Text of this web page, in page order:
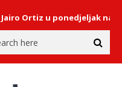
nastupa u Saloči